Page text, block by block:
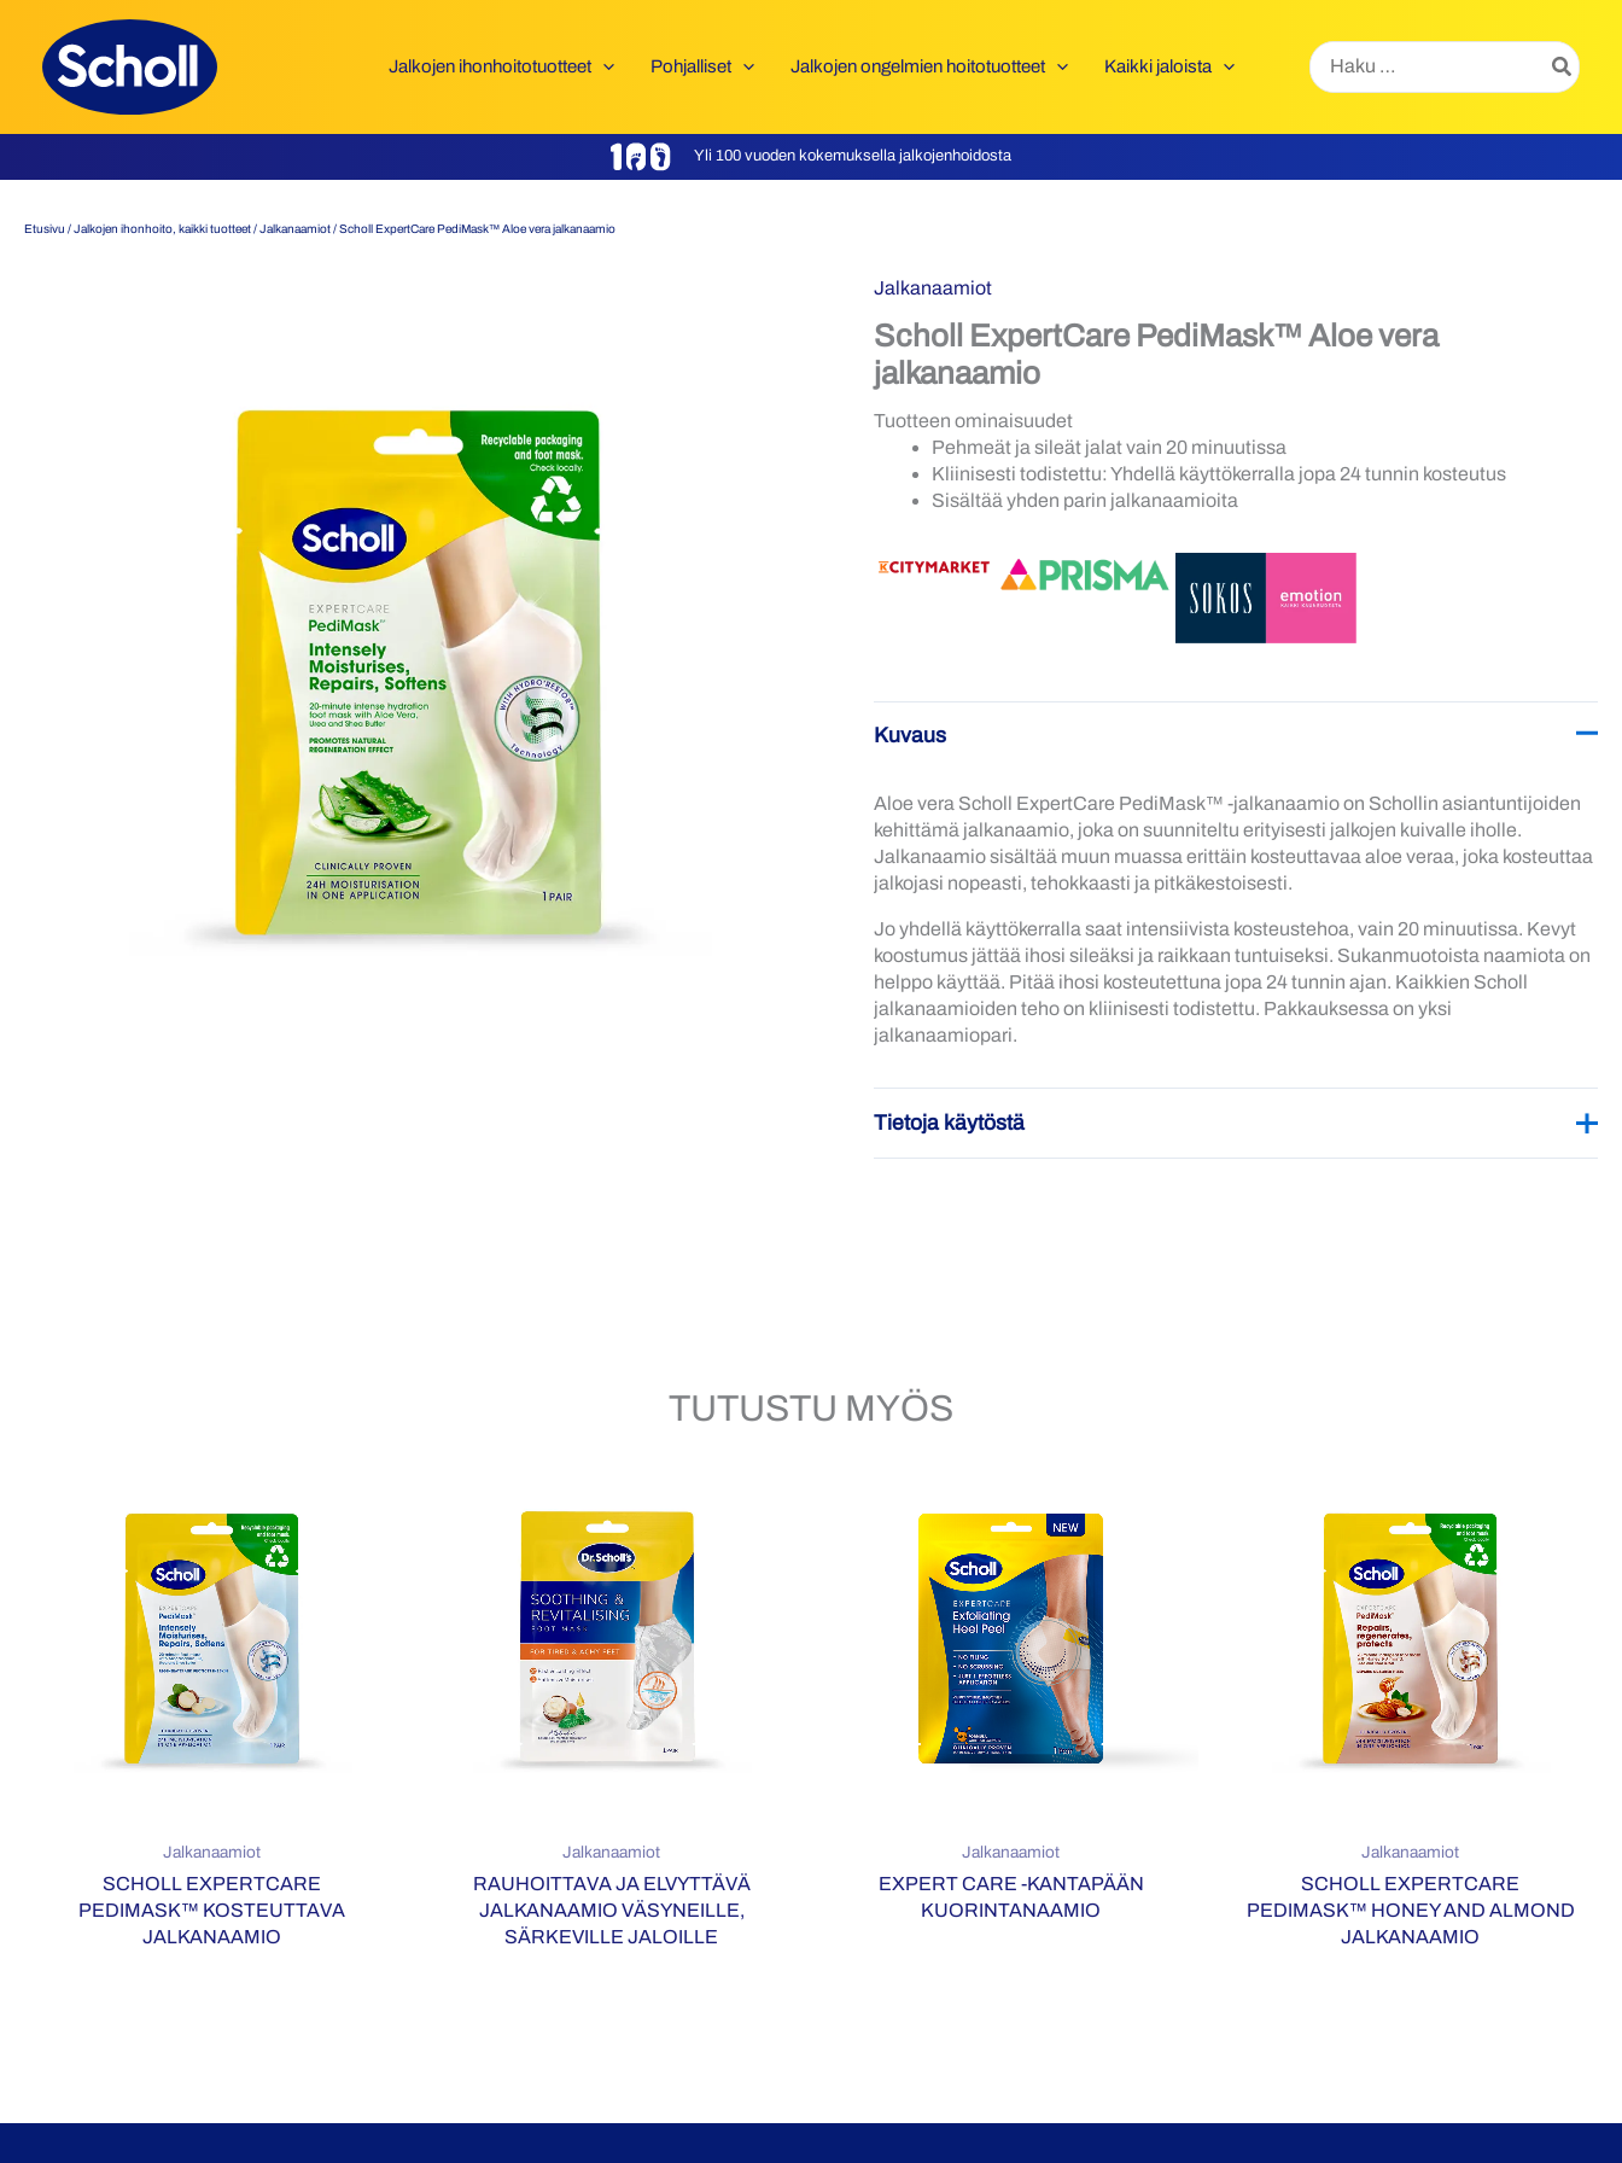
sisältöön
Jalkojen ihonhoitotuotteet Pohjalliset Jalkojen ongelmien hoitotuotteet Kaikki jaloista
Hae:
Yli 100 vuoden kokemuksella jalkojenhoidosta
Etusivu /Jalkojen ihonhoito, kaikki tuotteet/Jalkanaamiot/ Scholl ExpertCare PediMask™ Aloe vera jalkanaamio
Jalkanaamiot
Scholl ExpertCare PediMask™ Aloe vera
jalkanaamio
Tuotteen ominaisuudet
Pehmeät ja sileät jalat vain 20 minuutissa
Kliinisesti todistettu: Yhdellä käyttökerralla jopa 24 tunnin kosteutus
Sisältää yhden parin jalkanaamioita
Kuvaus
Aloe vera Scholl ExpertCare PediMask™ -jalkanaamio on Schollin asiantuntijoiden
kehittämä jalkanaamio, joka on suunniteltu erityisesti jalkojen kuivalle iholle.
Jalkanaamio sisältää muun muassa erittäin kosteuttavaa aloe veraa, joka kosteuttaa
jalkojasi nopeasti, tehokkaasti ja pitkäkestoisesti.
Jo yhdellä käyttökerralla saat intensiivista kosteustehoa, vain 20 minuutissa. Kevyt
koostumus jättää ihosi sileäksi ja raikkaan tuntuiseksi. Sukanmuotoista naamiota on
helppo käyttää. Pitää ihosi kosteutettuna jopa 24 tunnin ajan. Kaikkien Scholl
jalkanaamioiden teho on kliinisesti todistettu. Pakkauksessa on yksi
jalkanaamiopari.
Tietoja käytöstä
Pidä poissa lasten näkyvistä tai ulottuvilta.
Pue molemmat sukat puhtaisiin ja kuiviin jalkoihin. Kiinnitä sukka paikalleen
pakkauksessa olevalla tarralla.
Poista sukka 20 minuutin kuluttua ja hiero jäljelle jäänyt voide ihoon.
TUTUSTU MYÖS
Jalkanaamiot
SCHOLL EXPERTCARE
PEDIMASK™ KOSTEUTTAVA
JALKANAAMIO
Jalkanaamiot
RAUHOITTAVA JA ELVYTTÄVÄ
JALKANAAMIO VÄSYNEILLE,
SÄRKEVILLE JALOILLE
Jalkanaamiot
EXPERT CARE -KANTAPÄÄN
KUORINTANAAMIO
Jalkanaamiot
SCHOLL EXPERTCARE
PEDIMASK™ HONEY AND ALMOND
JALKANAAMIO